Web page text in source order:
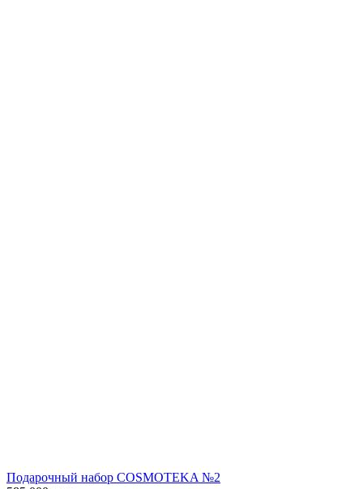
Подарочный набор COSMOTEKA №2